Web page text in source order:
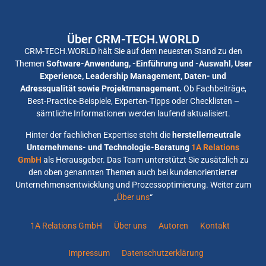
Über CRM-TECH.WORLD
CRM-TECH.WORLD hält Sie auf dem neuesten Stand zu den
Themen Software-Anwendung, -Einführung und -Auswahl, User
Experience, Leadership Management, Daten- und
Adressqualität sowie Projektmanagement. Ob Fachbeiträge,
Best-Practice-Beispiele, Experten-Tipps oder Checklisten –
sämtliche Informationen werden laufend aktualisiert.
Hinter der fachlichen Expertise steht dieherstellerneutrale
Unternehmens- und Technologie-Beratung 1A Relations
GmbH als Herausgeber. Das Team unterstützt Sie zusätzlich zu
den oben genannten Themen auch bei kundenorientierter
Unternehmensentwicklung und Prozessoptimierung. Weiter zum
„Über uns“
1A Relations GmbH Über uns Autoren Kontakt
Impressum Datenschutzerklärung